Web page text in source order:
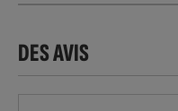
DES AVIS